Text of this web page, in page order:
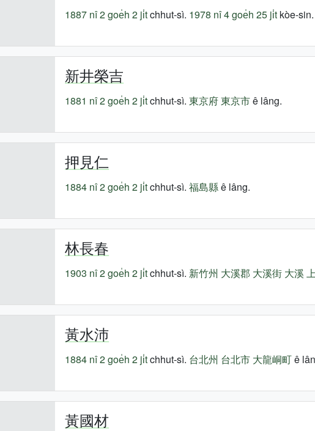
1887 nî2 goe̍h 2 ji̍tchhut-sì. 1978 nî4 goe̍h 25 ji̍t kòe-
新井榮吉
1881 nî2 goe̍h 2 ji̍tchhut-sì.東京府東京市ê lâng.
押見仁
1884 nî2 goe̍h 2 ji̍tchhut-sì.福島縣ê lâng.
林長春
1903 nî2 goe̍h 2 ji̍tchhut-sì. 新竹州 大溪郡 大溪街 大溪
黃水沛
1884 nî2 goe̍h 2 ji̍tchhut-sì. 台北州 台北市 大龍峒町ê
黃國材